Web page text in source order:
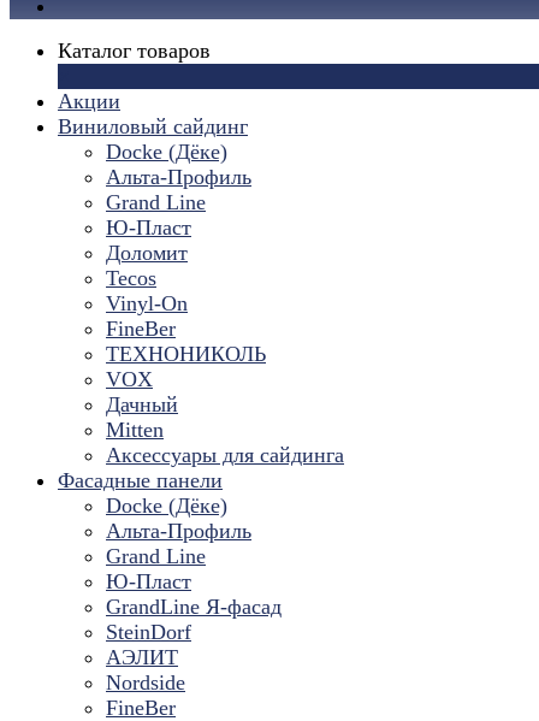
Каталог товаров
Акции
Виниловый сайдинг
Docke (Дёке)
Альта-Профиль
Grand Line
Ю-Пласт
Доломит
Tecos
Vinyl-On
FineBer
ТЕХНОНИКОЛЬ
VOX
Дачный
Mitten
Аксессуары для сайдинга
Фасадные панели
Docke (Дёке)
Альта-Профиль
Grand Line
Ю-Пласт
GrandLine Я-фасад
SteinDorf
АЭЛИТ
Nordside
FineBer